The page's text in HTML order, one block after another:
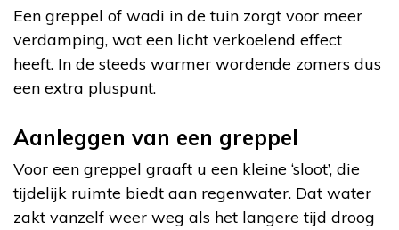
Een greppel of wadi in de tuin zorgt voor meer
verdamping, wat een licht verkoelend effect
heeft. In de steeds warmer wordende zomers dus
een extra pluspunt.
Aanleggen van een greppel
Voor een greppel graaft u een kleine ‘sloot’, die
tijdelijk ruimte biedt aan regenwater. Dat water
zakt vanzelf weer weg als het langere tijd droog